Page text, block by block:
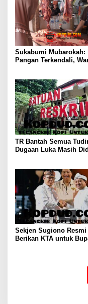
Sukabumi Mubarokah:
Pangan Terkendali,
TR Bantah Semua
Dugaan Luka Masih
Sekjen Sugiono Resmi
Berikan KTA untuk